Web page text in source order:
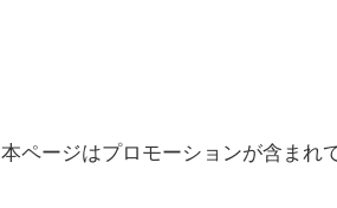
本ページはプロモーションが含まれ